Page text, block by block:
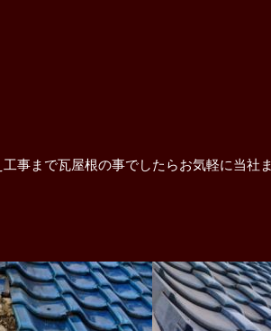
事まで瓦屋根の事でしたらお気軽に当社